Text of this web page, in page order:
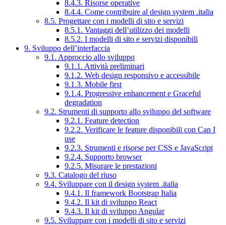
8.4.3. Risorse operative
8.4.4. Come contribuire al design system .italia
8.5. Progettare con i modelli di sito e servizi
8.5.1. Vantaggi dell’utilizzo dei modelli
8.5.2. I modelli di sito e servizi disponibili
9. Sviluppo dell’interfaccia
9.1. Approccio allo sviluppo
9.1.1. Attività preliminari
9.1.2. Web design responsivo e accessibile
9.1.3. Mobile first
9.1.4. Progressive enhancement e Graceful
degradation
9.2. Strumenti di supporto allo sviluppo del software
9.2.1. Feature detection
9.2.2. Verificare le feature disponibili con Can I
use
9.2.3. Strumenti e risorse per CSS e JavaScript
9.2.4. Supporto browser
9.2.5. Misurare le prestazioni
9.3. Catalogo del riuso
9.4. Sviluppare con il design system .italia
9.4.1. Il framework Bootstrap Italia
9.4.2. Il kit di sviluppo React
9.4.3. Il kit di sviluppo Angular
9.5. Sviluppare con i modelli di sito e servizi